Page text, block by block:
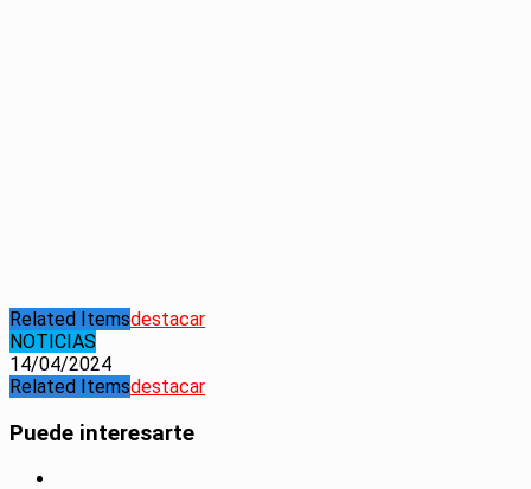
Related Itemsdestacar
NOTICIAS
14/04/2024
Related Itemsdestacar
Puede interesarte